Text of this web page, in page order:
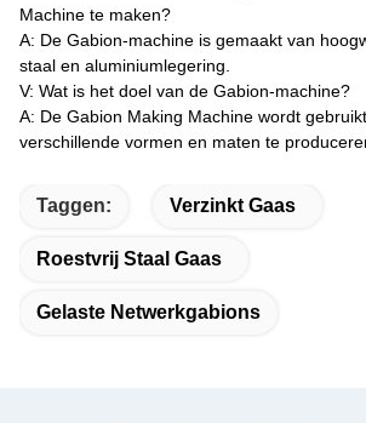
Machine te maken?
A: De Gabion-machine is gemaakt van
staal en aluminiumlegering.
V: Wat is het doel van de Gabion-machine?
A: De Gabion Making Machine wordt
verschillende vormen en maten te
Taggen: Verzinkt Gaas
Roestvrij Staal Gaas
Gelaste Netwerkgabions